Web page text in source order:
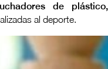
de plástico,
al deporte.